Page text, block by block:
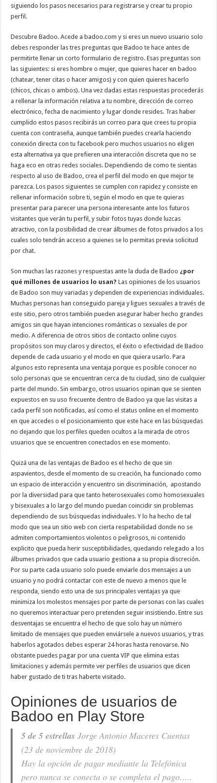
siguiendo los pasos necesarios para registrarse y crear tu propio
perfil.
Descubre Badoo. Acede a badoo.com y si eres un nuevo usuario solo
debes responder las tres preguntas que Badoo te hace antes de
permitirte llenar un corto formulario de registro. Esas preguntas son
las siguientes: si eres hombre o mujer, que quieres hacer en badoo
(chatear, tener citas o hacer amigos) y con quien quieres hacerlo
(chicos, chicas o ambos). Una vez dadas estas respuestas procederás
a rellenar la información relativa a tu nombre, dirección de correo
electrónico, fecha de nacimiento y lugar donde resides. Tras haber
cumplido estos pasos recibirás un correo para que crees tu propia
cuenta con contraseña, aunque también puedes crearla haciendo
conexión directa con tu facebook pero muchos usuarios no eligen
esta alternativa ya que prefieren una interacción discreta que no se
haga eco en otras redes sociales. Dependiendo de como te sientas
respecto al uso de Badoo, crea el perfil del modo en que mejor te
parezca. Los pasos siguientes se cumplen con rapidez y consiste en
rellenar información sobre ti, según el modo en que te quieras
presentar para parecer una persona interesante ante los futuros
visitantes que verán tu perfil, y subir fotos tuyas donde luzcas
atractivo, con la posibilidad de crear álbumes de fotos privados a los
cuales solo tendrán acceso a quienes se lo permitas previa solicitud
por chat.
Son muchas las razones y respuestas ante la duda de Badoo ¿por
qué millones de usuarios lo usan? Las opiniones de los usuarios
de Badoo son muy variadas y dependen de experiencias individuales.
Muchas personas han conseguido pareja y ligues sexuales a través de
este sitio, pero otros también pueden asegurar haber hecho grandes
amigos sin que hayan intenciones románticas o sexuales de por
medio. A diferencia de otros sitios de contacto online cuyos
propósitos son muy claros y directos, el éxito o efectividad de Badoo
depende de cada usuario y el modo en que quiera usarlo. Para
algunos esto representa una ventaja porque es posible conocer no
solo personas que se encuentran cerca de tu ciudad, sino de cualquier
parte del mundo. Sin embargo, otros usuarios opinan que se sienten
expuestos en su uso frecuente dentro de Badoo ya que las visitas a
cada perfil son notificadas, así como el status online en el momento
en que accedes o el posicionamiento que este hace en las búsquedas
no dejando que los perfiles queden ocultos a la mirada de otros
usuarios que se encuentren conectados en ese momento.
Quizá una de las ventajas de Badoo es el hecho de que sin
aspavientos, desde el momento de su creación, ha funcionado como
un espacio de interacción y encuentro sin discriminación, apostando
por la diversidad para que tanto heterosexuales como homosexuales
y bisexuales a lo largo del mundo puedan coincidir sin problemas
dependiendo de sus búsquedas individuales. Y lo ha hecho de tal
modo que sea un sitio web con cierta respetabilidad donde no se
admiten comportamientos violentos o peligrosos, ni contenido
explicito que pueda herir susceptibilidades, quedando relegado a los
álbumes privados que cada usuario gestiona a su propia discreción.
Por su parte cada usuario solo puede enviarle dos mensajes a un
usuario y no podrá contactar con este de nuevo a menos que le
responda, siendo esto una de sus principales ventajas ya que
minimiza los molestos mensajes por parte de personas con las cuales
no queremos interactuar pero pretenden seguir insistiendo. Entre sus
desventajas se encuentra el hecho de que solo hay un número
limitado de mensajes que pueden enviársele a nuevos usuarios, y tras
haberlos agotados debes esperar 24 horas hasta renovarse. No
obstante puedes pagar por una cuenta VIP que elimina estas
limitaciones y además permite ver perfiles de usuarios que dicen
haber gustado de ti tras haberte visitado.
Opiniones de usuarios de
Badoo en Play Store
5 de 5 estrellas Jorge Antonio Maceres Cuentas
(23 de noviembre de 2018)
Hay la opción de pagar mediante la Telefónica
pero nunca se conecta o se completa el pago…..